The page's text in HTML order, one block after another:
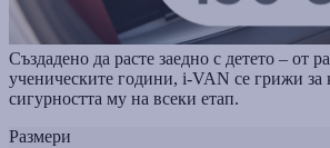
Създадено да расте заедно с детето – от
ученическите години, i-VAN се грижи за
сигурността му на всеки етап.
Размери